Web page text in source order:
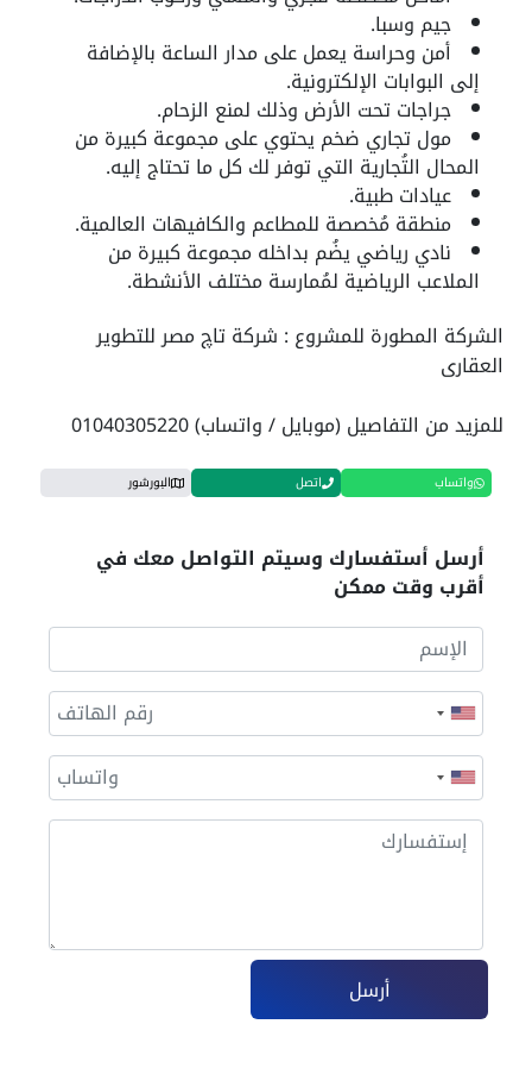
جيم وسبا.
أمن وحراسة يعمل على مدار الساعة بالإضافة
إلى البوابات الإلكترونية.
جراجات تحت الأرض وذلك لمنع الزحام.
مول تجاري ضخم يحتوي على مجموعة كبيرة من
المحال التُجارية التي توفر لك كل ما تحتاج إليه.
عيادات طبية.
منطقة مُخصصة للمطاعم والكافيهات العالمية.
نادي رياضي يضُم بداخله مجموعة كبيرة من
الملاعب الرياضية لمُمارسة مختلف الأنشطة.
الشركة المطورة للمشروع : شركة تاچ مصر للتطوير
العقارى
للمزيد من التفاصيل (موبايل / واتساب) 01040305220
واتساب اتصل البورشور
أرسل أستفسارك وسيتم التواصل معك في
أقرب وقت ممكن
أرسل